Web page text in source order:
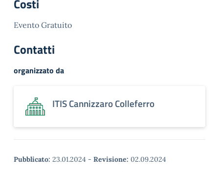
Costi
Evento Gratuito
Contatti
organizzato da
ITIS Cannizzaro Colleferro
Pubblicato: 23.01.2024 - Revisione: 02.09.2024